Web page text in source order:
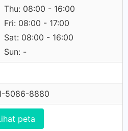
Thu: 08:00 - 16:00
Fri: 08:00 - 17:00
Sat: 08:00 - 16:00
Sun: -
5086-8880
peta